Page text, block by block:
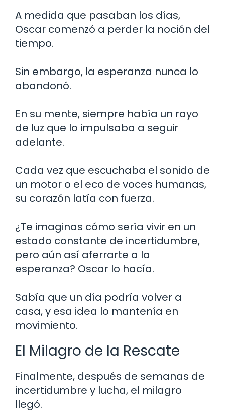
A medida que pasaban los días,
Oscar comenzó a perder la noción del
tiempo.
Sin embargo, la esperanza nunca lo
abandonó.
En su mente, siempre había un rayo
de luz que lo impulsaba a seguir
adelante.
Cada vez que escuchaba el sonido de
un motor o el eco de voces humanas,
su corazón latía con fuerza.
¿Te imaginas cómo sería vivir en un
estado constante de incertidumbre,
pero aún así aferrarte a la
esperanza? Oscar lo hacía.
Sabía que un día podría volver a
casa, y esa idea lo mantenía en
movimiento.
El Milagro de la Rescate
Finalmente, después de semanas de
incertidumbre y lucha, el milagro
llegó.